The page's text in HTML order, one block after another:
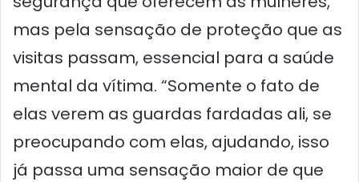
mas pela sensação de proteção que as
visitas passam, essencial para a saúde
mental da vítima. “Somente o fato de
elas verem as guardas fardadas ali, se
preocupando com elas, ajudando, isso
já passa uma sensação maior de que